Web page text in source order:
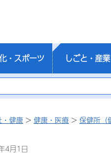
・スポーツ しごと・産
・健康 > 健康・医療 > 保健所（
4月1日